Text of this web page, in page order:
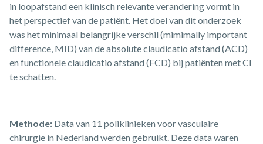
in loopafstand een klinisch relevante verandering vormt in
het perspectief van de patiënt. Het doel van dit onderzoek
was het minimaal belangrijke verschil (mimimally important
difference, MID) van de absolute claudicatio afstand (ACD)
en functionele claudicatio afstand (FCD) bij patiënten met CI
te schatten.
Methode: Data van 11 poliklinieken voor vasculaire
chirurgie in Nederland werden gebruikt. Deze data waren